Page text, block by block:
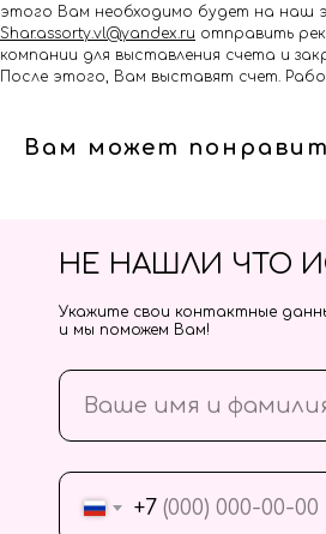
этого Вам необходимо будет на наш
Shar.assorty.vl@yandex.ru отправить
компании для выставления счета и
После этого, Вам выставят счет.
Вам может
+7
НЕ НАШЛИ ЧТО
Укажите свои контактные
и мы поможем Вам!